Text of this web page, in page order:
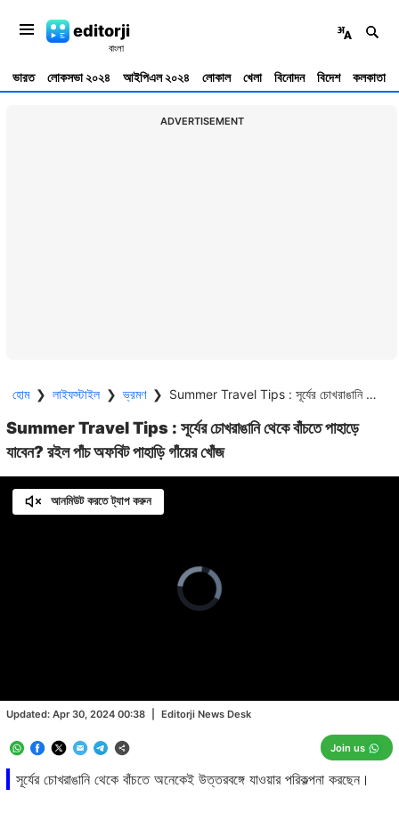
editorji
ভারত লোকসভা ২০২৪ আইপিএল ২০২৪ লোকাল খেলা বিনোদন বিদেশ কলকাতা
ADVERTISEMENT
হোম ❯ লাইফস্টাইল ❯ ভ্রমণ ❯ Summer Travel Tips : সূর্যের চোখরাঙানি থেকে বাঁচতে পাহাড়ে যাবেন? রইল পাঁচ অফবিট পাহাড়ি গাঁয়ের খোঁজ
Summer Travel Tips : সূর্যের চোখরাঙানি থেকে বাঁচতে পাহাড়ে
যাবেন? রইল পাঁচ অফবিট পাহাড়ি গাঁয়ের খোঁজ
সূর্যের চোখরাঙানি থেকে বাঁচতে অনেকেই উত্তরবঙ্গে যাওয়ার পরিকল্পনা করছেন।
Updated: Apr 30, 2024 00:38 Editorji News Desk
Join us
আনমিউট করতে ট্যাপ করুন
Video
Player
is
loading.